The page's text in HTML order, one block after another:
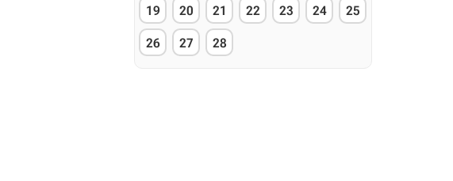
19 20 21 22 23 24 25
26 27 28